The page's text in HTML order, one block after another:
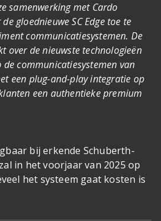
samenwerking met Cardo
gloednieuwe SC Edge toe te
communicatiesystemen. De
over de nieuwste technologieën
communicatiesystemen van
een plug-and-play integratie op
een authentieke premium
bij erkende Schuberth-
in het voorjaar van 2025 op
het systeem gaat kosten is